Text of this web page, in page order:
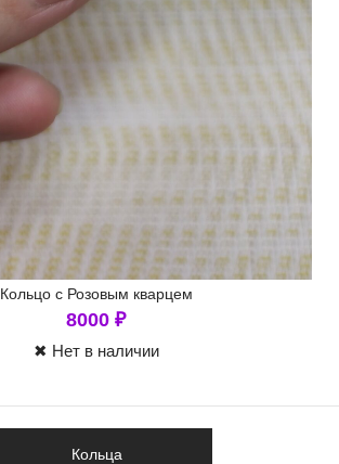
Кольцо с Розовым кварцем
8000 ₽
✖ Нет в наличии
Кольца